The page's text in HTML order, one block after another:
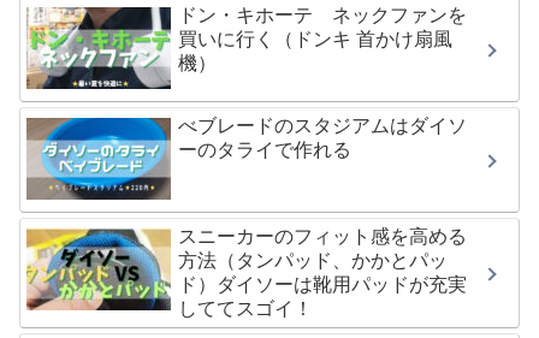
ドン・キホーテ ネックファンを
買いに行く（ドンキ 首かけ扇風
機）
べブレードのスタジアムはダイソ
ーのタライで作れる
スニーカーのフィット感を高める
方法（タンパッド、かかとパッ
ド）ダイソーは靴用パッドが充実
しててスゴイ！